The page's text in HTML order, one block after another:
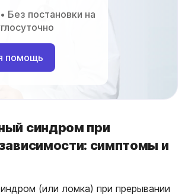
Без постановки на
помощь
синдром при
симптомы и
(или ломка) при прерывании